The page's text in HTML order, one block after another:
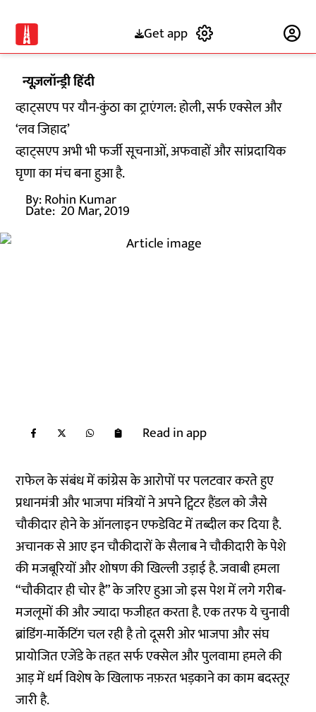
Get app
न्यूज़लॉन्ड्री हिंदी
व्हाट्सएप पर यौन-कुंठा का ट्राएंगल: होली, सर्फ एक्सेल और
‘लव जिहाद’
व्हाट्सएप अभी भी फर्जी सूचनाओं, अफवाहों और सांप्रदायिक
घृणा का मंच बना हुआ है.
By:Rohin Kumar
Date: 20 Mar, 2019
Read in app
राफेल के संबंध में कांग्रेस के आरोपों पर पलटवार करते हुए
प्रधानमंत्री और भाजपा मंत्रियों ने अपने ट्विटर हैंडल को जैसे
चौकीदार होने के ऑनलाइन एफडेविट में तब्दील कर दिया है.
अचानक से आए इन चौकीदारों के सैलाब ने चौकीदारी के पेशे
की मजबूरियों और शोषण की खिल्ली उड़ाई है. जवाबी हमला
“चौकीदार ही चोर है” के जरिए हुआ जो इस पेश में लगे गरीब-
मजलूमों की और ज्यादा फजीहत करता है. एक तरफ ये चुनावी
ब्रांडिंग-मार्केटिंग चल रही है तो दूसरी ओर भाजपा और संघ
प्रायोजित एजेंडे के तहत सर्फ एक्सेल और पुलवामा हमले की
आड़ में धर्म विशेष के खिलाफ नफ़रत भड़काने का काम बदस्तूर
जारी है.